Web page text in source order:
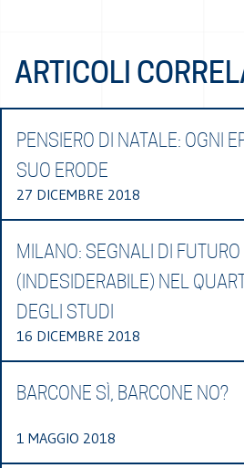
ARTICOLI
PENSIERO DI NATALE: OGNI
SUO ERODE
27 DICEMBRE 2018
MILANO: SEGNALI DI FUTURO
(INDESIDERABILE) NEL
DEGLI STUDI
16 DICEMBRE 2018
BARCONE SÌ, BARCONE NO?
1 MAGGIO 2018